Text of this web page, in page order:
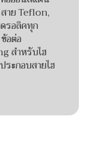
าย Teflon,
รอลิคทุก
อต่อ
สำหรับไฮ
ระกอบสายไฮ